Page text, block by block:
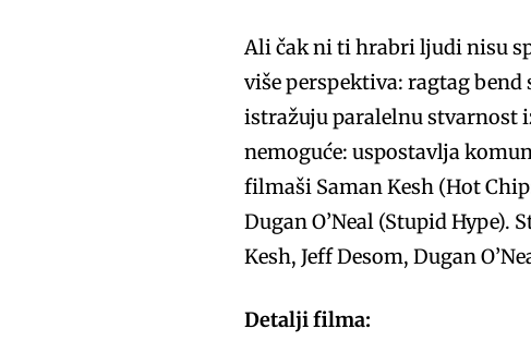
Ali čak ni ti hrabri ljudi nisu
više perspektiva: ragtag
istražuju paralelnu stvarnost
nemoguće: uspostavlja
filmaši Saman Kesh (Hot
Dugan O’Neal (Stupid
Kesh, Jeff Desom, Dugan
Detalji filma: